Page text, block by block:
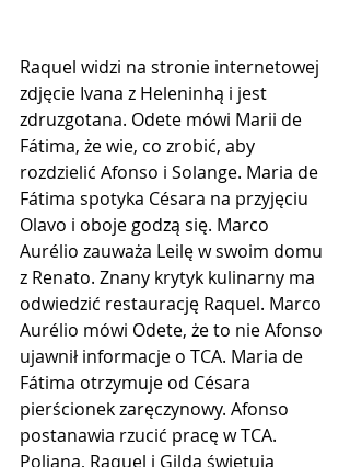
Raquel widzi na stronie internetowej
zdjęcie Ivana z Heleninhą i jest
zdruzgotana. Odete mówi Marii de
Fátima, że ​​wie, co zrobić, aby
rozdzielić Afonso i Solange. Maria de
Fátima spotyka Césara na przyjęciu
Olavo i oboje godzą się. Marco
Aurélio zauważa Leilę w swoim domu
z Renato. Znany krytyk kulinarny ma
odwiedzić restaurację Raquel. Marco
Aurélio mówi Odete, że to nie Afonso
ujawnił informacje o TCA. Maria de
Fátima otrzymuje od Césara
pierścionek zaręczynowy. Afonso
postanawia rzucić pracę w TCA.
Poliana, Raquel i Gilda świętują